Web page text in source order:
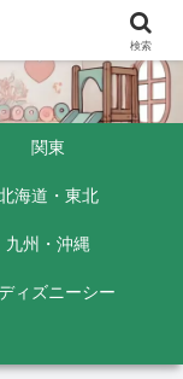
関東
海道・東北
九州・沖縄
ィズニーシー
検索